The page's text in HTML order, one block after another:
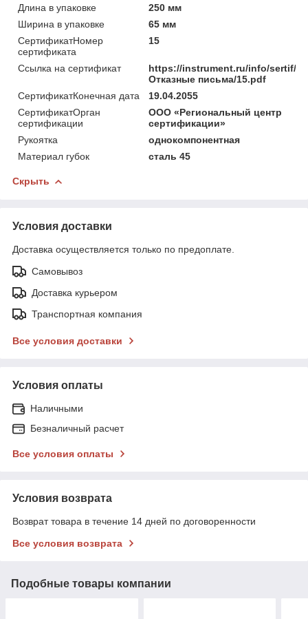
Длина в упаковке
250 мм
Ширина в упаковке
65 мм
СертификатНомер
сертификата
15
Ссылка на сертификат
https://instrument.ru/info/sertif/
Отказные письма/15.pdf
СертификатКонечная дата
19.04.2055
СертификатОрган
сертификации
ООО «Региональный центр
сертификации»
Рукоятка
однокомпонентная
Материал губок
сталь 45
Скрыть
Условия доставки
Доставка осуществляется только по предоплате.
Самовывоз
Доставка курьером
Транспортная компания
Все условия доставки
Условия оплаты
Наличными
Безналичный расчет
Все условия оплаты
Условия возврата
Возврат товара в течение 14 дней по договоренности
Все условия возврата
Подобные товары компании